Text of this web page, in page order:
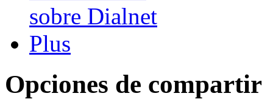
Opciones de compartir